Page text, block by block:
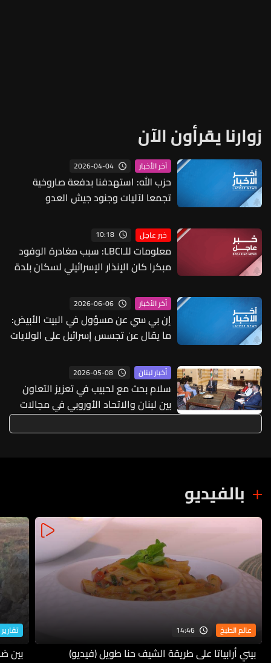
زوارنا يقرأون الآن
آخر الأخبار 2026-04-04
حزب الله: استهدفنا بدفعة صاروخية
تجمعا لآليات وجنود جيش العدو
خبر عاجل 10:18
معلومات للـLBCI: سبب مغادرة الوفود
مبكرا كان الإنذار الإسرائيلي لسكان بلدة
آخر الأخبار 2026-06-06
إن بي سي عن مسؤول في البيت الأبيض:
ما يقال عن تجسس إسرائيل على الولايات
أخبار لبنان 2026-05-08
سلام بحث مع لحبيب في تعزيز التعاون
بين لبنان والاتحاد الأوروبي في مجالات
الإغاثة والاستجابة الطارئة
بالفيديو
عالم الطبخ 14:46
بيني أرابياتا على طريقة الشيف حنا طويل (فيديو)
بين